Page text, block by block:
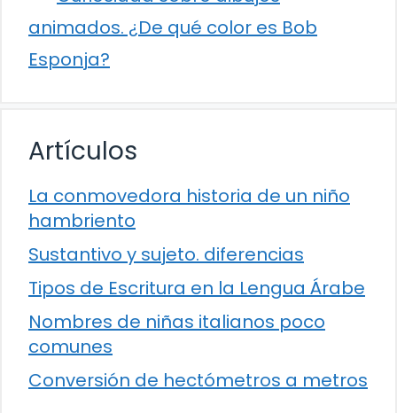
animados. ¿De qué color es Bob
Esponja?
Artículos
La conmovedora historia de un niño
hambriento
Sustantivo y sujeto. diferencias
Tipos de Escritura en la Lengua Árabe
Nombres de niñas italianos poco
comunes
Conversión de hectómetros a metros